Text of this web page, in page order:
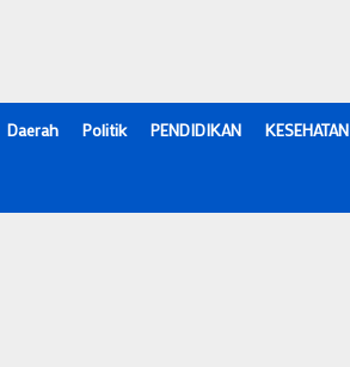
Daerah Politik PENDIDIKAN KESEHATAN